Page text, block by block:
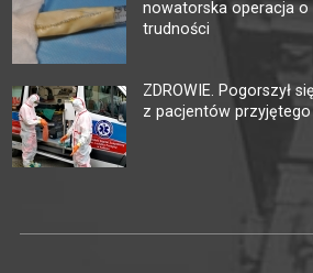
nowatorska operacja o
trudności
ZDROWIE. Pogorszył
z pacjentów przyjętego